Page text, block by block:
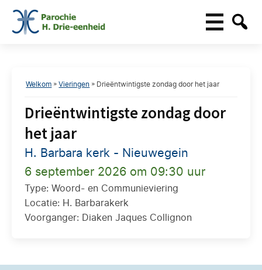
Welkom »Vieringen » Drieëntwintigste zondag door het jaar
Drieëntwintigste zondag door
het jaar
H. Barbara kerk - Nieuwegein
6 september 2026 om 09:30 uur
Type: Woord- en Communieviering
Locatie: H. Barbarakerk
Voorganger: Diaken Jaques Collignon